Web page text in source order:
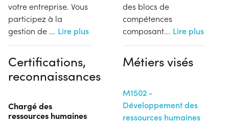
votre entreprise. Vous
participez à la
gestion de ... Lire plus
des blocs de
compétences
composant... Lire plus
Certifications,
reconnaissances
Chargé des
ressources humaines
Métiers visés
M1502 -
Développement des
ressources humaines